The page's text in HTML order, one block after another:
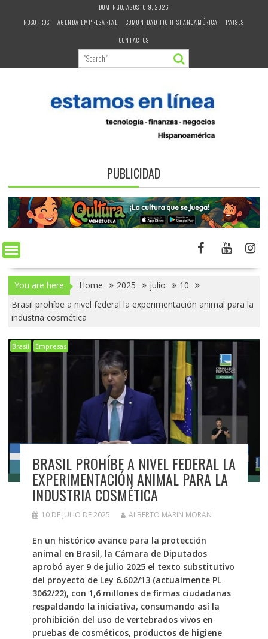
DOMINGO, AGOSTO 9, 2026
NOSOTROS
AGENDA EMPRESARIAL COMUNIDAD TIC HISPANOAMÉRICA
PAISES
CONTACTOS
PUBLICIDAD
You are here Home 2025 julio
10
Brasil prohíbe a nivel federal la experimentación animal para la
industria cosmética
Brasil Empresas
BRASIL PROHÍBE A NIVEL FEDERAL LA
EXPERIMENTACIÓN ANIMAL PARA LA
INDUSTRIA COSMÉTICA
10 DE JULIO DE 2025 ALBERTO MARIN MORAN
En un histórico avance para la protección
animal en Brasil, la Cámara de Diputados
aprobó ayer 9 de julio 2025 el texto substitutivo
del proyecto de Ley 6.602/13 (actualmente PL
3062/22), con 1,6 millones de firmas ciudadanas
respaldando la iniciativa, consumando así la
prohibición del uso de vertebrados vivos en
pruebas de cosméticos, productos de higiene